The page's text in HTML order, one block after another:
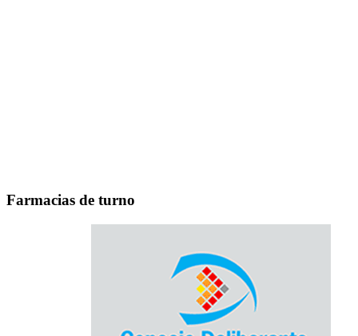
Farmacias de turno